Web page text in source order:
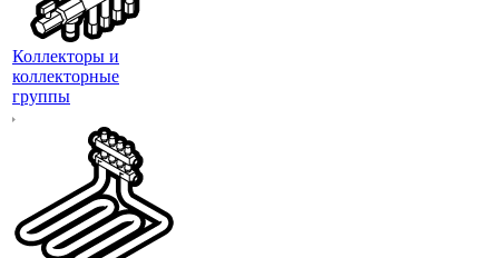
Коллекторы и
коллекторные
группы